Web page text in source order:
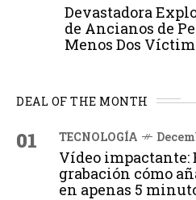
Devastadora
de Ancianos de
Menos Dos
DEAL OF THE MONTH
01 TECNOLOGÍA
Vídeo impactante:
grabación cómo
en apenas 5